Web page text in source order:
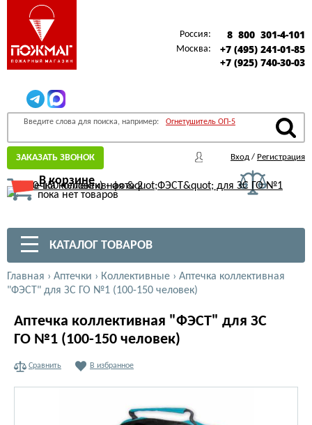
Россия: 8 800 301-4-101
Москва:
+7 (495) 241-01-85
+7 (925) 740-30-03
Введите слова для поиска, например: Огнетушитель ОП-5
ЗАКАЗАТЬ ЗВОНОК Вход / Регистрация
В корзине
пока нет товаров
КАТАЛОГ ТОВАРОВ
Главная › Аптечки › Коллективные › Аптечка коллективная
"ФЭСТ" для ЗС ГО №1 (100-150 человек)
Аптечка коллективная "ФЭСТ" для ЗС
ГО №1 (100-150 человек)
Сравнить В избранное